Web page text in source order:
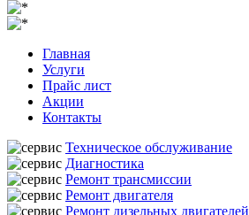
Главная
Услуги
Прайс лист
Акции
Контакты
Техническое обслуживание
Диагностика
Ремонт трансмиссии
Ремонт двигателя
Ремонт дизельных двигателей